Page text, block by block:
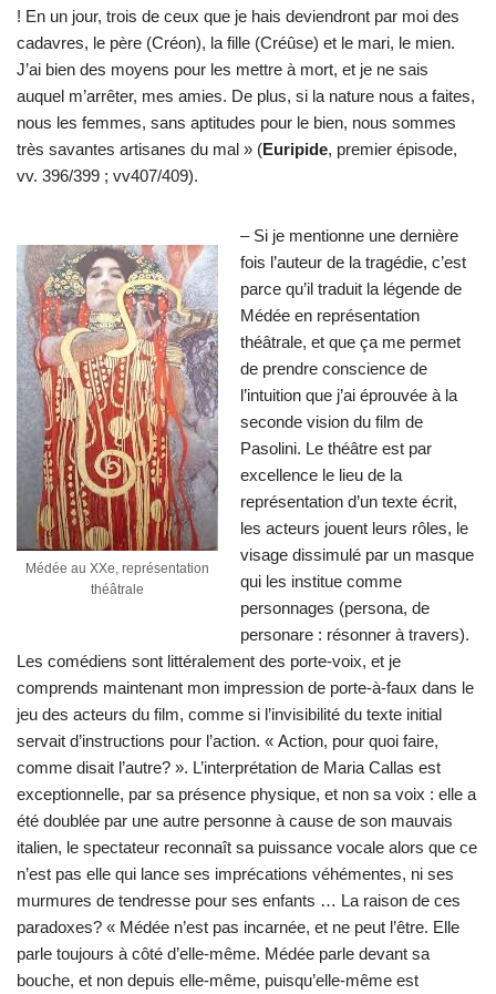
! En un jour, trois de ceux que je hais deviendront par moi des
cadavres, le père (Créon), la fille (Créûse) et le mari, le mien.
J’ai bien des moyens pour les mettre à mort, et je ne sais
auquel m’arrêter, mes amies. De plus, si la nature nous a faites,
nous les femmes, sans aptitudes pour le bien, nous sommes
très savantes artisanes du mal » (Euripide, premier épisode,
vv. 396/399 ; vv407/409).
Médée au XXe, représentation
théâtrale
– Si je mentionne une dernière
fois l’auteur de la tragédie, c’est
parce qu’il traduit la légende de
Médée en représentation
théâtrale, et que ça me permet
de prendre conscience de
l’intuition que j’ai éprouvée à la
seconde vision du film de
Pasolini. Le théâtre est par
excellence le lieu de la
représentation d’un texte écrit,
les acteurs jouent leurs rôles, le
visage dissimulé par un masque
qui les institue comme
personnages (persona, de
personare : résonner à travers).
Les comédiens sont littéralement des porte-voix, et je
comprends maintenant mon impression de porte-à-faux dans le
jeu des acteurs du film, comme si l’invisibilité du texte initial
servait d’instructions pour l’action. « Action, pour quoi faire,
comme disait l’autre? ». L’interprétation de Maria Callas est
exceptionnelle, par sa présence physique, et non sa voix : elle a
été doublée par une autre personne à cause de son mauvais
italien, le spectateur reconnaît sa puissance vocale alors que ce
n’est pas elle qui lance ses imprécations véhémentes, ni ses
murmures de tendresse pour ses enfants … La raison de ces
paradoxes? « Médée n’est pas incarnée, et ne peut l’être. Elle
parle toujours à côté d’elle-même. Médée parle devant sa
bouche, et non depuis elle-même, puisqu’elle-même est